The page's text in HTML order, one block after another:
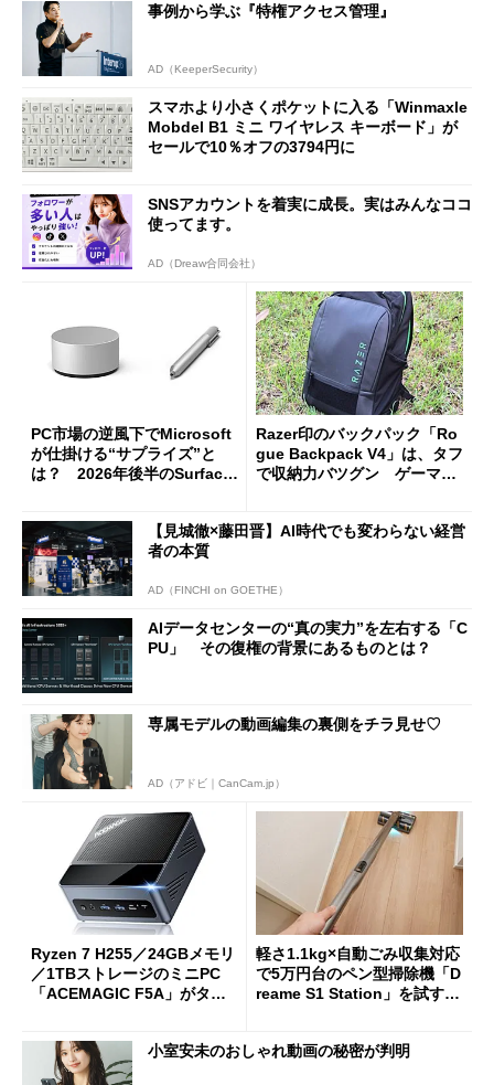
た
事例から学ぶ『特権アクセス管理』
AD（KeeperSecurity）
スマホより小さくポケットに入る「Winmaxle
Mobdel B1 ミニ ワイヤレス キーボード」が
セールで10％オフの3794円に
SNSアカウントを着実に成長。実はみんなココ
使ってます。
AD（Dreaw合同会社）
PC市場の逆風下でMicrosoft
が仕掛ける“サプライズ”と
は？ 2026年後半のSurface
Razer印のバックパック「Ro
gue Backpack V4」は、タフ
で収納力バツグン ゲーマー
【見城徹×藤田晋】AI時代でも変わらない経営
者の本質
AD（FINCHI on GOETHE）
AIデータセンターの“真の実力”を左右する「C
PU」 その復権の背景にあるものとは？
専属モデルの動画編集の裏側をチラ見せ♡
AD（アドビ｜CanCam.jp）
Ryzen 7 H255／24GBメモリ
／1TBストレージのミニPC
「ACEMAGIC F5A」がタイ
軽さ1.1kg×自動ごみ収集対応
で5万円台のペン型掃除機「D
reame S1 Station」を試す
小室安未のおしゃれ動画の秘密が判明